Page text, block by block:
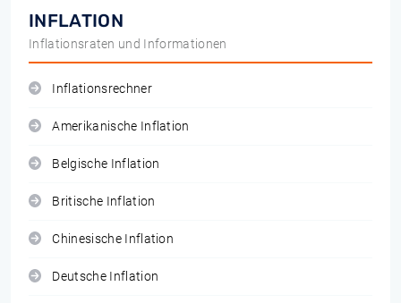
INFLATION
Inflationsraten und Informationen
Inflationsrechner
Amerikanische Inflation
Belgische Inflation
Britische Inflation
Chinesische Inflation
Deutsche Inflation